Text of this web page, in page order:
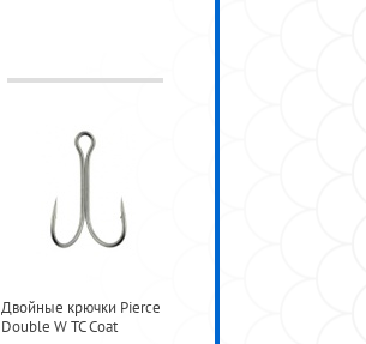
Двойные крючки Pierce
Double W TC Coat